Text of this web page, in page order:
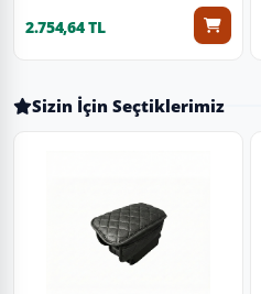
2.754,64 TL
Sizin İçin Seçtiklerimiz